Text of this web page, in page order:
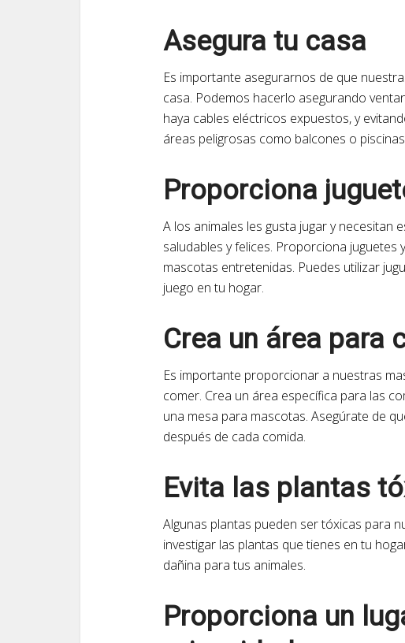
Asegura tu casa
Es importante asegurarnos de que
casa. Podemos hacerlo asegurando
haya cables eléctricos expuestos, y
áreas peligrosas como balcones o
Proporciona
A los animales les gusta jugar y necesitan
saludables y felices. Proporciona juguetes
mascotas entretenidas. Puedes utilizar
juego en tu hogar.
Crea un área para
Es importante proporcionar a nuestras
comer. Crea un área específica para las
una mesa para mascotas. Asegúrate de
después de cada comida.
Evita las plantas
Algunas plantas pueden ser tóxicas para
investigar las plantas que tienes en tu
dañina para tus animales.
Proporciona un